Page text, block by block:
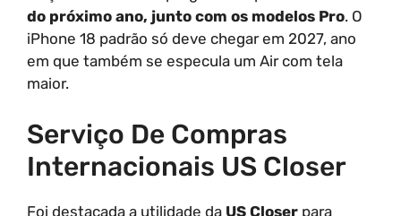
do próximo ano, junto com os modelos Pro. O
iPhone 18 padrão só deve chegar em 2027, ano
em que também se especula um Air com tela
maior.
Serviço De Compras
Internacionais US Closer
Foi destacada a utilidade da US Closer para